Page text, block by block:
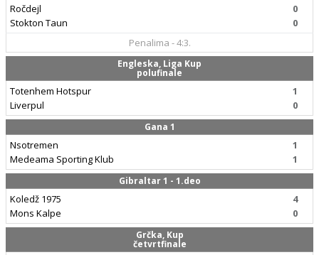
Ročdejl
Stokton Taun
0
0
Penalima - 4:3.
Engleska, Liga Kup
polufinale
Totenhem Hotspur
Liverpul
1
0
Gana 1
Nsotremen
Medeama Sporting Klub
1
1
Gibraltar 1 - 1.deo
Koledž 1975
Mons Kalpe
4
0
Grčka, Kup
četvrtfinale